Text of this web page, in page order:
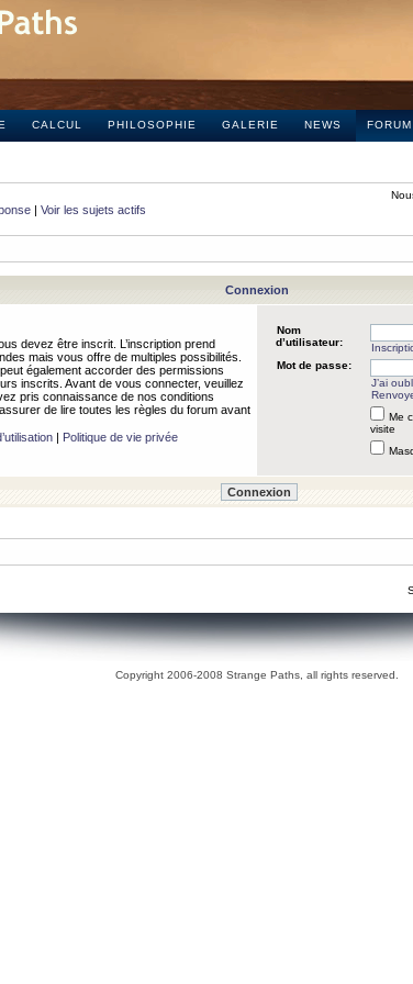
CALCUL PHILOSOPHIE GALERIE NEWS FORUM
| Voir les sujets actifs
Connexion
devez être inscrit. L’inscription prend
mais vous offre de multiples possibilités.
également accorder des permissions
inscrits. Avant de vous connecter, veuillez
pris connaissance de nos conditions
de lire toutes les règles du forum avant
| Politique de vie privée
Nom
d’utilisateur:
Mot de passe:
J’ai
Me
visite
Copyright 2006-2008 Strange Paths, all rights reserved.